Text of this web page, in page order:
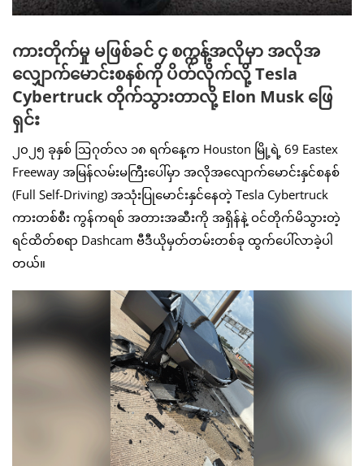
ကားတိုက်မှု မဖြစ်ခင် ၄ စက္ကန့်အလိုမှာ အလိုအ
လျှောက်မောင်းစနစ်ကို ပိတ်လိုက်လို့ Tesla
Cybertruck တိုက်သွားတာလို့ Elon Musk ဖြေ
ရှင်း
၂၀၂၅ ခုနှစ် ဩဂုတ်လ ၁၈ ရက်နေ့က Houston မြို့ရဲ့ 69 Eastex
Freeway အမြန်လမ်းမကြီးပေါ်မှာ အလိုအလျောက်မောင်းနှင်စနစ်
(Full Self-Driving) အသုံးပြုမောင်းနှင်နေတဲ့ Tesla Cybertruck
ကားတစ်စီး ကွန်ကရစ် အတားအဆီးကို အရှိန်နဲ့ ဝင်တိုက်မိသွားတဲ့
ရင်ထိတ်စရာ Dashcam ဗီဒီယိုမှတ်တမ်းတစ်ခု ထွက်ပေါ်လာခဲ့ပါ
တယ်။